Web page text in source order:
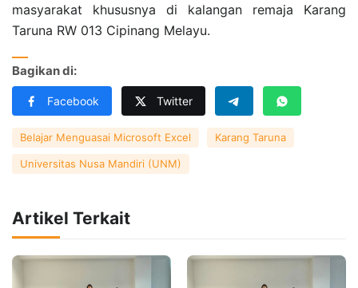
masyarakat khususnya di kalangan remaja Karang
Taruna RW 013 Cipinang Melayu.
Bagikan di:
Facebook Twitter
Belajar Menguasai Microsoft Excel Karang Taruna
Universitas Nusa Mandiri (UNM)
Artikel Terkait